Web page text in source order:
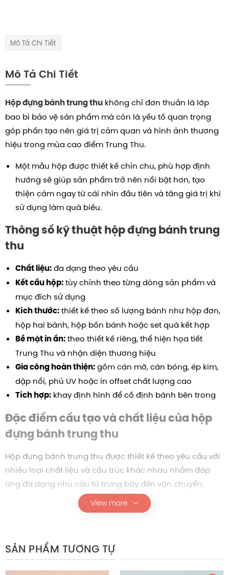
Mô Tả Chi Tiết
Mô Tả Chi Tiết
Hộp đựng bánh trung thu không chỉ đơn thuần là lớp
bao bì bảo vệ sản phẩm mà còn là yếu tố quan trọng
góp phần tạo nên giá trị cảm quan và hình ảnh thương
hiệu trong mùa cao điểm Trung Thu.
Một mẫu hộp được thiết kế chỉn chu, phù hợp định
hướng sẽ giúp sản phẩm trở nên nổi bật hơn, tạo
thiện cảm ngay từ cái nhìn đầu tiên và tăng giá trị khi
sử dụng làm quà biếu.
Thông số kỹ thuật hộp đựng bánh trung
thu
Chất liệu: đa dạng theo yêu cầu
Kết cấu hộp: tùy chỉnh theo từng dòng sản phẩm và
mục đích sử dụng
Kích thước: thiết kế theo số lượng bánh như hộp đơn,
hộp hai bánh, hộp bốn bánh hoặc set quà kết hợp
Bề mặt in ấn: theo thiết kế riêng, thể hiện họa tiết
Trung Thu và nhận diện thương hiệu
Gia công hoàn thiện: gồm cán mờ, cán bóng, ép kim,
dập nổi, phủ UV hoặc in offset chất lượng cao
Tích hợp: khay định hình để cố định bánh bên trong
Đặc điểm cấu tạo và chất liệu của hộp
đựng bánh trung thu
Hộp đựng bánh trung thu được thiết kế theo yêu cầu với
nhiều loại chất liệu và cấu trúc khác nhau nhằm đáp
ứng đa dạng nhu cầu từ trưng bày đến vận chuyển.
Mỗi dòng hộp sẽ có đặc điểm riêng nhưng đều hướng
Nhìn chung, sự đa dạng về chất liệu giúp doanh
nghiệp dễ dàng lựa chọn giải pháp phù hợp với chiến
View more
SẢN PHẨM TƯƠNG TỰ